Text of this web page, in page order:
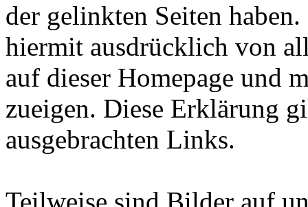
der gelinkten Seiten
hiermit ausdrücklich von
auf dieser Homepage und
zueigen. Diese Erklärung
ausgebrachten Links.